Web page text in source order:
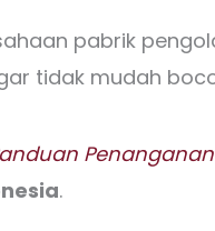
pabrik
tidak mudah
Penanganan
.